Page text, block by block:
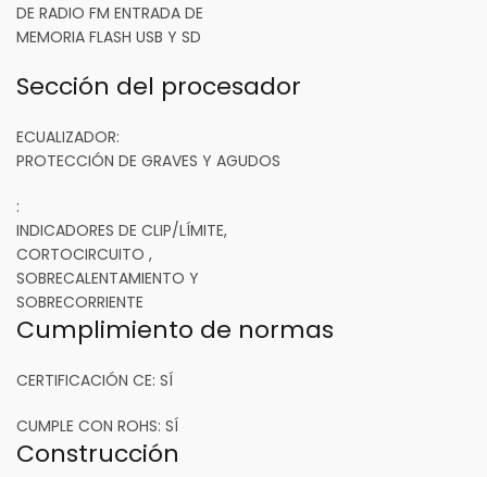
DE RADIO FM ENTRADA DE
MEMORIA FLASH USB Y SD
Sección del procesador
ECUALIZADOR:
PROTECCIÓN DE GRAVES Y AGUDOS
:
INDICADORES DE CLIP/LÍMITE,
CORTOCIRCUITO ,
SOBRECALENTAMIENTO Y
SOBRECORRIENTE
Cumplimiento de normas
CERTIFICACIÓN CE: SÍ
CUMPLE CON ROHS: SÍ
Construcción